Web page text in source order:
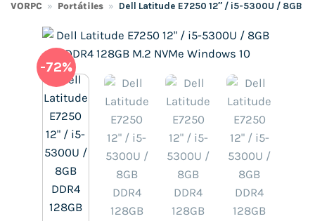
VORPC » Portátiles » Dell Latitude E7250 12″ / i5-5300U / 8GB
-72%